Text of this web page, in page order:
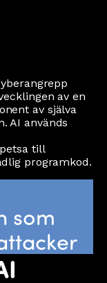
av en
av själva
AI används
till
programkod.
som